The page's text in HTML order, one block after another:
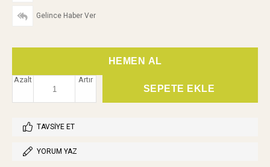
Gelince Haber Ver
Artır
Azalt
TAVSIYE ET
YORUM YAZ